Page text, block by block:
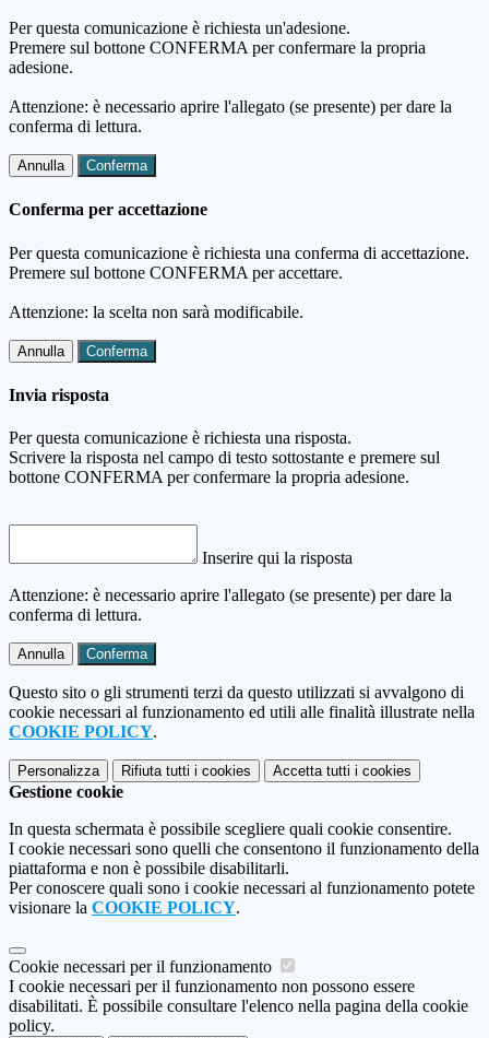
Per questa comunicazione è richiesta un'adesione.
Premere sul bottone CONFERMA per confermare la propria
adesione.
Attenzione: è necessario aprire l'allegato (se presente) per dare la
conferma di lettura.
Annulla Conferma
Conferma per accettazione
Per questa comunicazione è richiesta una conferma di accettazione.
Premere sul bottone CONFERMA per accettare.
Attenzione: la scelta non sarà modificabile.
Annulla Conferma
Invia risposta
Per questa comunicazione è richiesta una risposta.
Scrivere la risposta nel campo di testo sottostante e premere sul
bottone CONFERMA per confermare la propria adesione.
Inserire qui la risposta
Attenzione: è necessario aprire l'allegato (se presente) per dare la
conferma di lettura.
Annulla Conferma
Questo sito o gli strumenti terzi da questo utilizzati si avvalgono di
cookie necessari al funzionamento ed utili alle finalità illustrate nella
COOKIE POLICY.
Personalizza Rifiuta tutti i cookies Accetta tutti i cookies
Gestione cookie
In questa schermata è possibile scegliere quali cookie consentire.
I cookie necessari sono quelli che consentono il funzionamento della
piattaforma e non è possibile disabilitarli.
Per conoscere quali sono i cookie necessari al funzionamento potete
visionare la COOKIE POLICY.
Cookie necessari per il funzionamento
I cookie necessari per il funzionamento non possono essere
disabilitati. È possibile consultare l'elenco nella pagina della cookie
policy.